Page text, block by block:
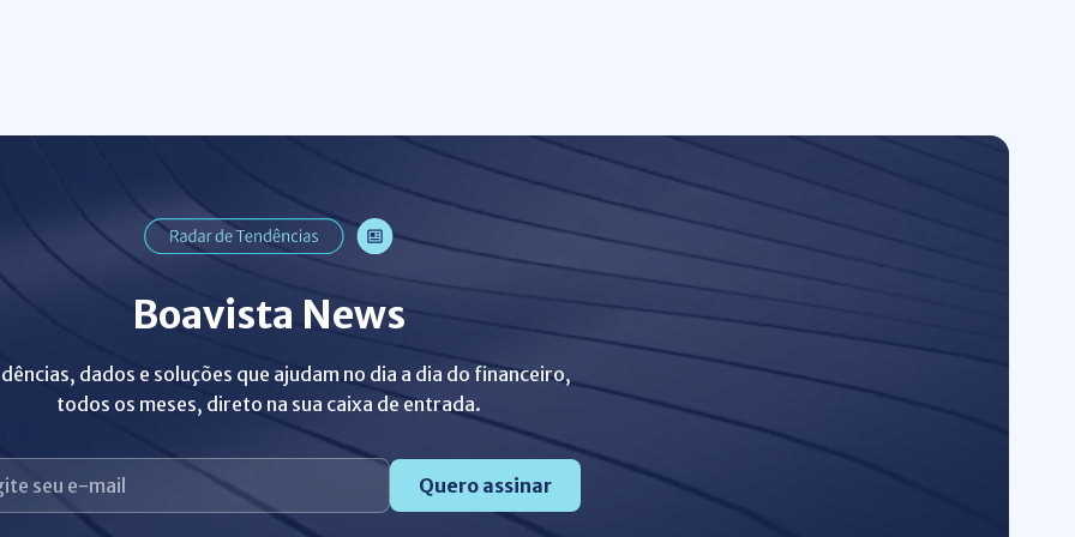
Boavista News
dados e soluções que ajudam no dia a dia do financeiro,
todos os meses, direto na sua caixa de entrada.
Quero assinar